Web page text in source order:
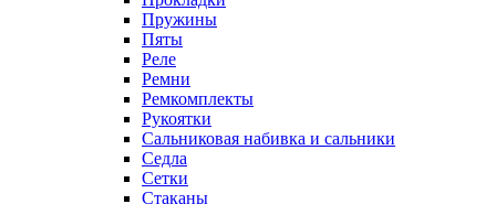
Пружины
Пяты
Реле
Ремни
Ремкомплекты
Рукоятки
Сальниковая набивка и сальники
Седла
Сетки
Стаканы